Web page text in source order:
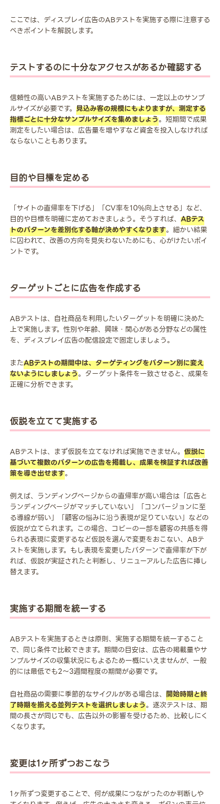
ここでは、ディスプレイ広告のABテストを実施する際に注意する
べきポイントを解説します。
テストするのに十分なアクセスがあるか確認する
信頼性の高いABテストを実施するためには、一定以上のサンプ
ルサイズが必要です。 見込み客の規模にもよりますが、測定する
指標ごとに十分なサンプルサイズを集めましょう。短期間で成果
測定をしたい場合は、広告量を増やすなど資金を投入しなければ
ならないこともあります。
目的や目標を定める
「サイトの直帰率を下げる」「CV率を10%向上させる」など、
目的や目標を明確に定めておきましょう。そうすれば、 ABテス
トのパターンを差別化する軸が決めやすくなります。細かい結果
に囚われて、改善の方向を見失わないためにも、心がけたいポイ
ントです。
ターゲットごとに広告を作成する
ABテストは、自社商品を利用したいターゲットを明確に決めた
上で実施します。性別や年齢、興味・関心がある分野などの属性
を、ディスプレイ広告の配信設定で固定しましょう。
またABテストの期間中は、ターゲティングをパターン別に変え
ないようにしましょう。ターゲット条件を一致させると、成果を
正確に分析できます。
仮説を立てて実施する
ABテストは、まず仮説を立てなければ実施できません。 仮説に
基づいて複数のパターンの広告を掲載し、成果を検証すれば改善
策を導き出せます。
例えば、ランディングページからの直帰率が高い場合は「広告と
ランディングページがマッチしていない」「コンバージョンに至
る導線が弱い」「顧客の悩みに沿う表現が足りていない」などの
仮説が立てられます。この場合、コピーの一部を顧客の共感を得
られる表現に変更するなど仮説を選んで変更をおこない、ABテ
ストを実施します。もし表現を変更したパターンで直帰率が下が
れば、仮説が実証されたと判断し、リニューアルした広告に挿し
替えます。
実施する期間を統一する
ABテストを実施するときは原則、実施する期間を統一すること
で、同じ条件で比較できます。期間の目安は、広告の掲載量やサ
ンプルサイズの収集状況にもよるため一概にいえませんが、一般
的には最低でも2～3週間程度の期間が必要です。
自社商品の需要に季節的なサイクルがある場合は、 開始時期と終
了時期を揃える並列テストを選択しましょう。逐次テストは、期
間の長さが同じでも、広告以外の影響を受けるため、比較しにく
くなります。
変更は1ヶ所ずつおこなう
1ヶ所ずつ変更することで、何が成果につながったのか判断しや